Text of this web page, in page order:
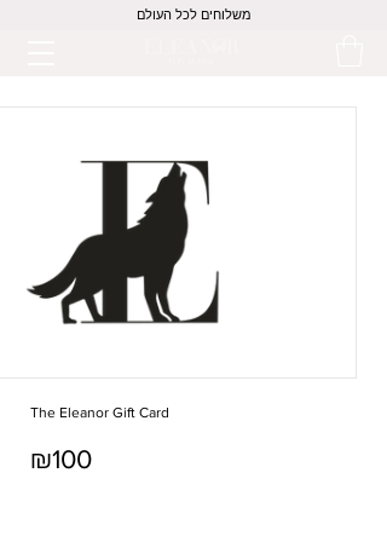
משלוחים לכל העולם
The Eleanor Gift Card
₪100